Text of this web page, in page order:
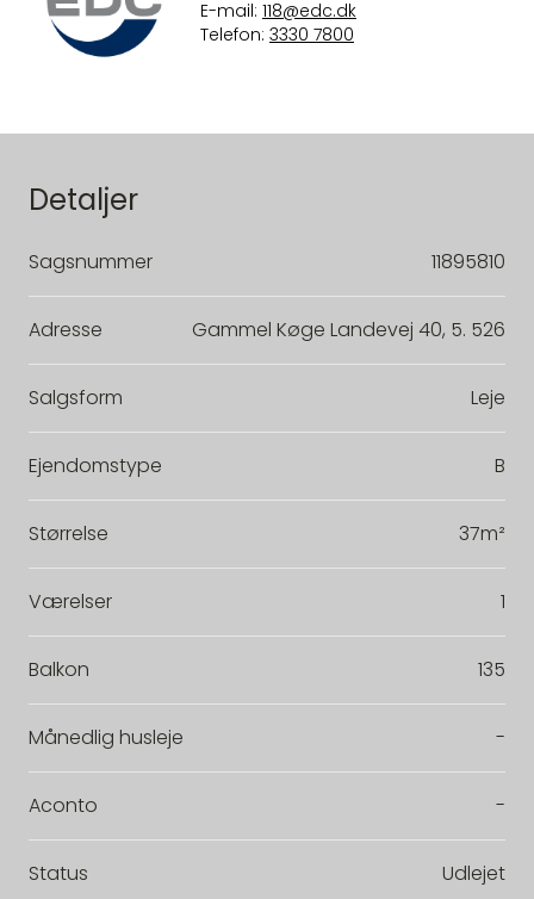
E-mail: 118@edc.dk
Telefon: 3330 7800
Detaljer
Sagsnummer 11895810
Adresse Gammel Køge Landevej 40, 5. 526
Salgsform Leje
Ejendomstype B
Størrelse 37m²
Værelser 1
Balkon 135
Månedlig husleje -
Aconto -
Status Udlejet